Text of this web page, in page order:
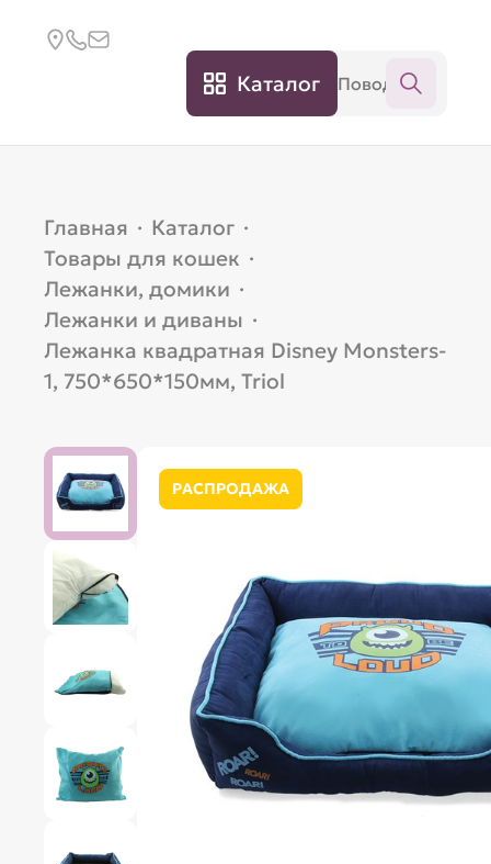
Каталог
Главная · Каталог ·
Товары для кошек ·
Лежанки, домики ·
Лежанки и диваны ·
Лежанка квадратная Disney Monsters-
1, 750*650*150мм, Triol
РАСПРОДАЖА